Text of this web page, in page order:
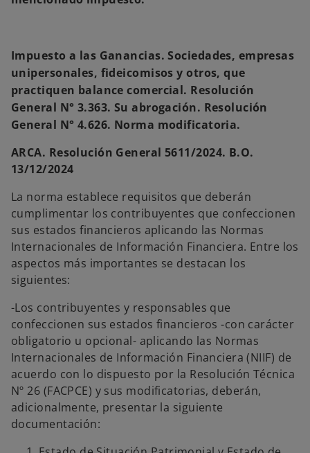
Impuesto a las Ganancias. Sociedades, empresas
unipersonales, fideicomisos y otros, que
practiquen balance comercial. Resolución
General N° 3.363. Su abrogación. Resolución
General N° 4.626. Norma modificatoria.
ARCA. Resolución General 5611/2024. B.O.
13/12/2024
La norma establece requisitos que deberán
cumplimentar los contribuyentes que confeccionen
sus estados financieros aplicando las Normas
Internacionales de Información Financiera. Entre los
aspectos más importantes se destacan los
siguientes:
-Los contribuyentes y responsables que
confeccionen sus estados financieros -con carácter
obligatorio u opcional- aplicando las Normas
Internacionales de Información Financiera (NIIF) de
acuerdo con lo dispuesto por la Resolución Técnica
Nº 26 (FACPCE) y sus modificatorias, deberán,
adicionalmente, presentar la siguiente
documentación: